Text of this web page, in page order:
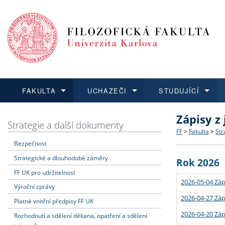
FAKULTA
Dozvědět se více
Struktura
Strategie
Podpora
UCHAZEČI
Podat přihlášku
Co
Učitelské
STUDUJÍCÍ
Dozvědět se více
Rigorózní
Dozvědět se více
O vědě a
Granty a
Dozvědět se více
Aktuální
Strategie a další dokumenty
Bezpečnost
Strategické a dlouhodobé záměry
FF UK pro udržitelnost
Výroční zprávy
Platné vnitřní předpisy FF UK
Rozhodnutí a sdělení děkana, opatření a sdělení
Zápisy
FF > Fakulta >
Rok 2026
2026-05-04
2026-04-27
2026-04-20